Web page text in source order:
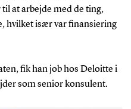
at arbejde med de ting,
hvilket især var finansiering
fik han job hos Deloitte i
som senior konsulent.